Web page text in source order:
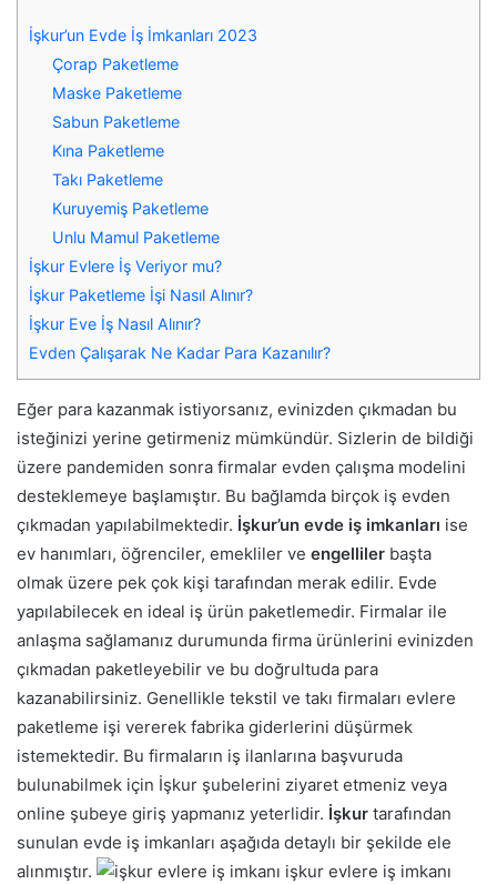
İşkur’un Evde İş İmkanları 2023
Çorap Paketleme
Maske Paketleme
Sabun Paketleme
Kına Paketleme
Takı Paketleme
Kuruyemiş Paketleme
Unlu Mamul Paketleme
İşkur Evlere İş Veriyor mu?
İşkur Paketleme İşi Nasıl Alınır?
İşkur Eve İş Nasıl Alınır?
Evden Çalışarak Ne Kadar Para Kazanılır?
Eğer para kazanmak istiyorsanız, evinizden çıkmadan bu
isteğinizi yerine getirmeniz mümkündür. Sizlerin de bildiği
üzere pandemiden sonra firmalar evden çalışma modelini
desteklemeye başlamıştır. Bu bağlamda birçok iş evden
çıkmadan yapılabilmektedir. İşkur’un evde iş imkanları ise
ev hanımları, öğrenciler, emekliler ve engelliler başta
olmak üzere pek çok kişi tarafından merak edilir. Evde
yapılabilecek en ideal iş ürün paketlemedir. Firmalar ile
anlaşma sağlamanız durumunda firma ürünlerini evinizden
çıkmadan paketleyebilir ve bu doğrultuda para
kazanabilirsiniz. Genellikle tekstil ve takı firmaları evlere
paketleme işi vererek fabrika giderlerini düşürmek
istemektedir. Bu firmaların iş ilanlarına başvuruda
bulunabilmek için İşkur şubelerini ziyaret etmeniz veya
online şubeye giriş yapmanız yeterlidir. İşkur tarafından
sunulan evde iş imkanları aşağıda detaylı bir şekilde ele
alınmıştır.
işkur evlere iş imkanı